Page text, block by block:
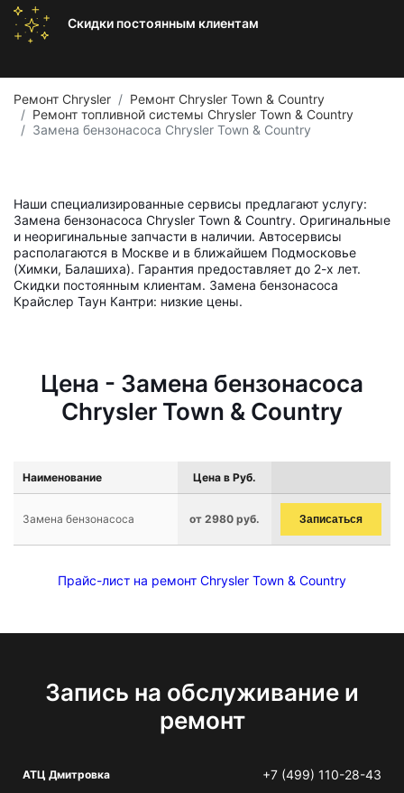
Скидки постоянным клиентам
Ремонт Chrysler
Ремонт Chrysler Town & Country
Ремонт топливной системы Chrysler Town & Country
Замена бензонасоса Chrysler Town & Country
Наши специализированные сервисы предлагают услугу:
Замена бензонасоса Chrysler Town & Country. Оригинальные
и неоригинальные запчасти в наличии. Автосервисы
располагаются в Москве и в ближайшем Подмосковье
(Химки, Балашиха). Гарантия предоставляет до 2-х лет.
Скидки постоянным клиентам. Замена бензонасоса
Крайслер Таун Кантри: низкие цены.
Цена - Замена бензонасоса
Chrysler Town & Country
Наименование Цена в Руб.
Замена бензонасоса от 2980 руб. Записаться
Прайс-лист на ремонт Chrysler Town & Country
Запись на обслуживание и
ремонт
АТЦ Дмитровка +7 (499) 110-28-43